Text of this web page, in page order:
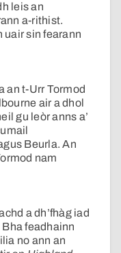
leis an
a-rithist.
uair sin fearann
an t-Urr Tormod
air a dhol
gu leòr anns a’
Beurla. An
nam
a dh’fhàg iad
feadhainn
no ann an